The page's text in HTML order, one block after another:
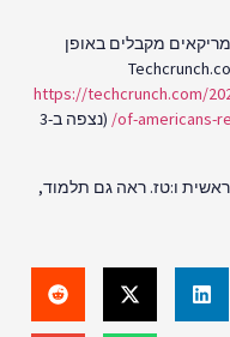
מקבלים באופן
https://techcrunch.com/
of-americans-
(נצפה ב-3
ו:טז. ראה גם תלמוד,